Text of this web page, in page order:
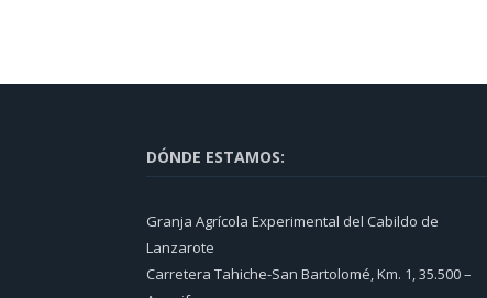
DÓNDE ESTAMOS:
Granja Agrícola Experimental del Cabildo de
Lanzarote
Carretera Tahiche-San Bartolomé, Km. 1, 35.500 –